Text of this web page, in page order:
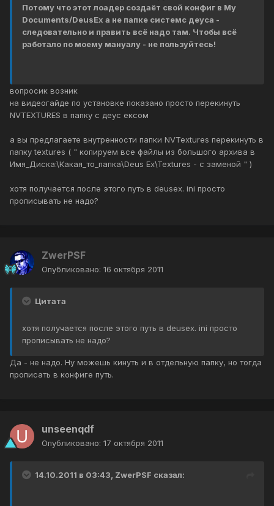
Потому что этот лоадер создаёт свой конфиг в My
Documents/DeusEx а не папке системс деуса -
следовательно и править всё надо там. Чтобы всё
работало по моему мануалу - не пользуйтесь!
вопросик возник
на видеогайде по установке показано просто перекинуть
NVTEXTURES в папку с деус ексом
а вы предлагаете внутренности папки NVTextures перекинуть в
папку textures ( " копируем все файлы из большого архива в
Имя_Диска:\Какая_то_папка\Deus Ex\Textures - с заменой " )
хотя получается после этого путь в deusex. ini просто
прописывать не надо?
ZwerPSF
Опубликовано: 16 октября 2011
Цитата
хотя получается после этого путь в deusex. ini просто
прописывать не надо?
Да - не надо. Ну можешь кинуть и в отдельную папку, но тогда
прописать в конфиге путь.
unseenqdf
Опубликовано: 17 октября 2011
14.10.2011 в 03:43, ZwerPSF сказал: